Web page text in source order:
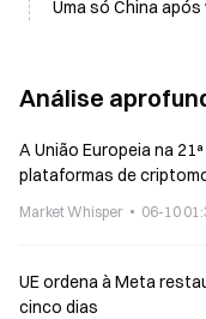
Uma só China
Análise
A União Europeia na
plataformas de
Market Whisper 06-10
UE ordena à Meta
cinco dias